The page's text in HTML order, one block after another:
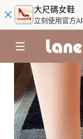
大尺碼女鞋
立刻使用官方